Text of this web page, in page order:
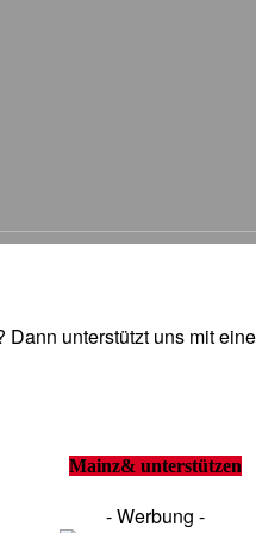
unterstützt uns mit
Mainz& unterstützen
- Werbung -